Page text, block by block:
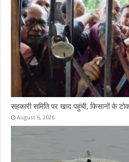
सहकारी समिति पर खाद पहुंची, किसानों के
August 6, 2026